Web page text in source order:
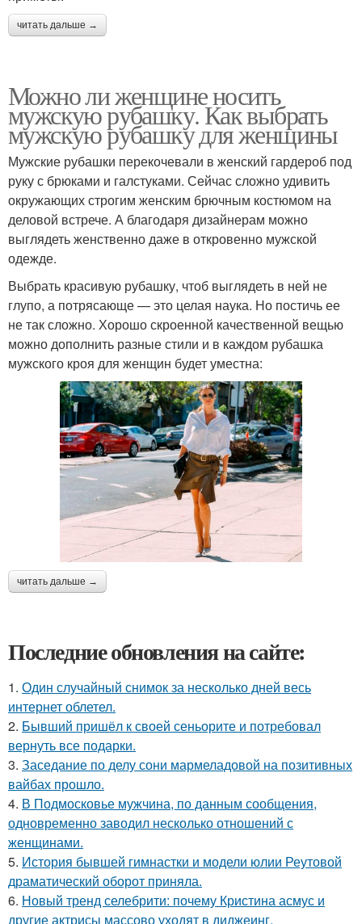
читать дальше →
Можно ли женщине носить
мужскую рубашку. Как выбрать
мужскую рубашку для женщины
Мужские рубашки перекочевали в женский гардероб под
руку с брюками и галстуками. Сейчас сложно удивить
окружающих строгим женским брючным костюмом на
деловой встрече. А благодаря дизайнерам можно
выглядеть женственно даже в откровенно мужской
одежде.
Выбрать красивую рубашку, чтоб выглядеть в ней не
глупо, а потрясающе — это целая наука. Но постичь ее
не так сложно. Хорошо скроенной качественной вещью
можно дополнить разные стили и в каждом рубашка
мужского кроя для женщин будет уместна:
читать дальше →
Последние обновления на сайте:
1. Один случайный снимок за несколько дней весь
интернет облетел.
2. Бывший пришёл к своей сеньорите и потребовал
вернуть все подарки.
3. Заседание по делу сони мармеладовой на позитивных
вайбах прошло.
4. В Подмосковье мужчина, по данным сообщения,
одновременно заводил несколько отношений с
женщинами.
5. История бывшей гимнастки и модели юлии Реутовой
драматический оборот приняла.
6. Новый тренд селебрити: почему Кристина асмус и
другие актрисы массово уходят в диджеинг.